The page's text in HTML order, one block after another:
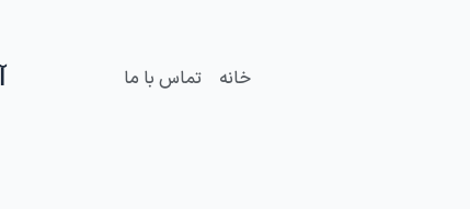
خانه تماس با ما